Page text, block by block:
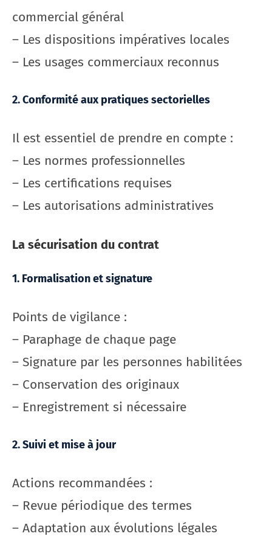
commercial général
– Les dispositions impératives locales
– Les usages commerciaux reconnus
2. Conformité aux pratiques sectorielles
Il est essentiel de prendre en compte :
– Les normes professionnelles
– Les certifications requises
– Les autorisations administratives
La sécurisation du contrat
1. Formalisation et signature
Points de vigilance :
– Paraphage de chaque page
– Signature par les personnes habilitées
– Conservation des originaux
– Enregistrement si nécessaire
2. Suivi et mise à jour
Actions recommandées :
– Revue périodique des termes
– Adaptation aux évolutions légales